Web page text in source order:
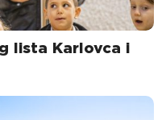
lista Karlovca i